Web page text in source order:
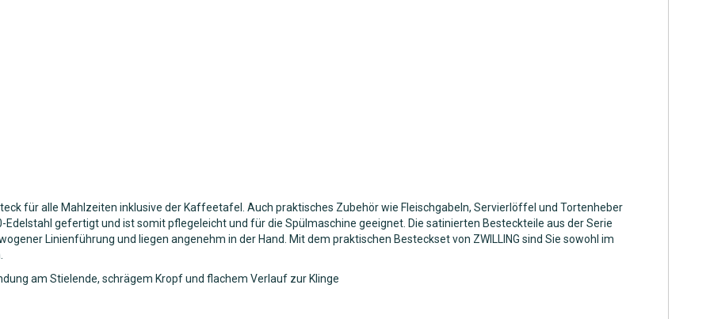
für alle Mahlzeiten inklusive der Kaffeetafel. Auch praktisches Zubehör wie Fleischgabeln, Servierlöffel und Tortenheber
gefertigt und ist somit pflegeleicht und für die Spülmaschine geeignet. Die satinierten Besteckteile aus der Serie
Linienführung und liegen angenehm in der Hand. Mit dem praktischen Besteckset von ZWILLING sind Sie sowohl im
am Stielende, schrägem Kropf und flachem Verlauf zur Klinge